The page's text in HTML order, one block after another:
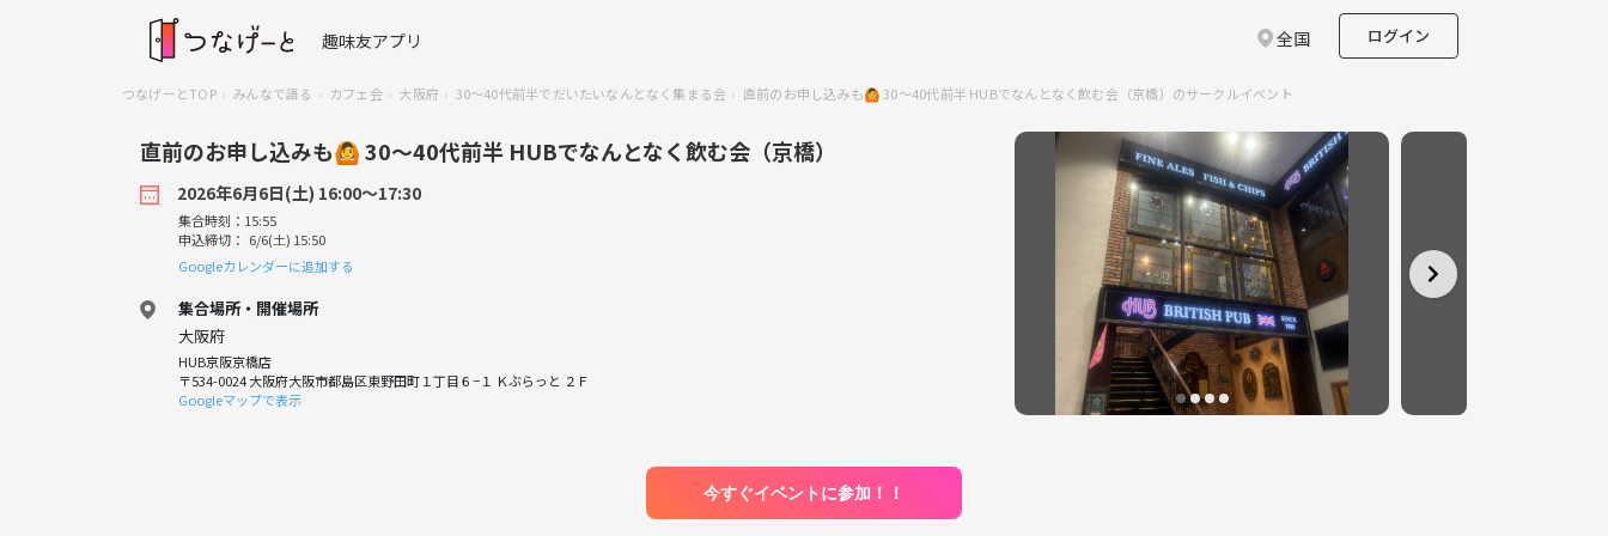
趣味友アプリ 全国 ログイン
つなげーとTOP みんなで語る カフェ会 大阪府 30〜40代前半でだいたいなんとなく集まる会 直前のお申し込みも🙆 30〜40代前半 HUBでなんとなく飲む会（京橋）のサークルイベント
直前のお申し込みも🙆 30〜40代前半 HUBでなんとなく飲む会（京橋）
2026年6月6日(土) 16:00〜17:30
集合時刻：15:55
申込締切： 6/6(土) 15:50
Googleカレンダーに追加する
集合場所・開催場所
大阪府
HUB京阪京橋店
〒534-0024 大阪府大阪市都島区東野田町１丁目６−１ Ｋぶらっと ２Ｆ
Googleマップで表示
今すぐイベントに参加！！